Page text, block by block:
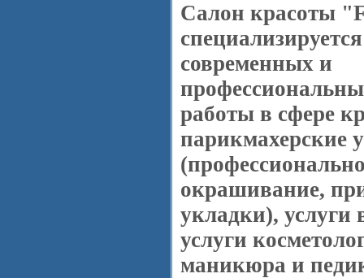
Салон красоты
современных и
работы в сфере
парикмахерские
окрашивание,
укладки), услуги
услуги
маникюра и